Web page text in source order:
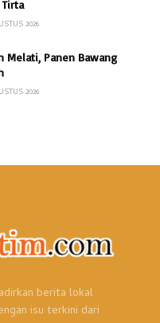
2026
Melati, Panen Bawang
2026
berita lokal
isu terkini dari